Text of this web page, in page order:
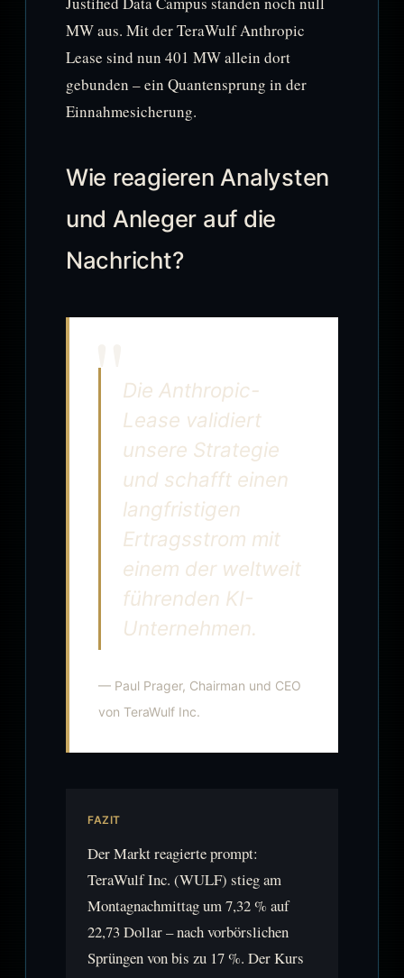
MW aus. Mit der TeraWulf Anthropic
Lease sind nun 401 MW allein dort
gebunden – ein Quantensprung in der
Einnahmesicherung.
Wie reagieren Analysten
und Anleger auf die
Nachricht?
Die Anthropic-
Lease validiert
unsere Strategie
und schafft einen
langfristigen
Ertragsstrom mit
einem der weltweit
führenden KI-
Unternehmen.
— Paul Prager, Chairman und CEO
von TeraWulf Inc.
FAZIT
Der Markt reagierte prompt:
TeraWulf Inc. (WULF) stieg am
Montagnachmittag um 7,32 % auf
22,73 Dollar – nach vorbörslichen
Sprüngen von bis zu 17 %. Der Kurs